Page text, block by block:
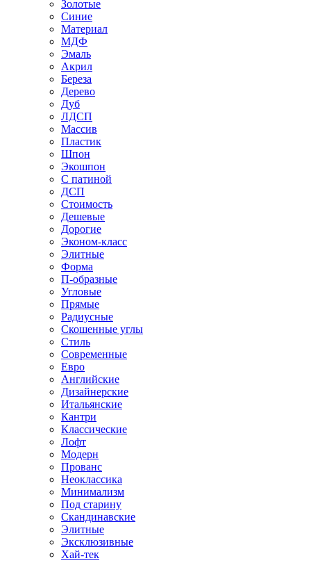
Золотые
Синие
Материал
МДФ
Эмаль
Акрил
Береза
Дерево
Дуб
ЛДСП
Массив
Пластик
Шпон
Экошпон
С патиной
ДСП
Стоимость
Дешевые
Дорогие
Эконом-класс
Элитные
Форма
П-образные
Угловые
Прямые
Радиусные
Скошенные углы
Стиль
Современные
Евро
Английские
Дизайнерские
Итальянские
Кантри
Классические
Лофт
Модерн
Прованс
Неоклассика
Минимализм
Под старину
Скандинавские
Элитные
Эксклюзивные
Хай-тек